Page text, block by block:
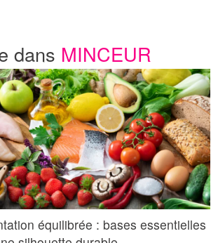
dans MINCEUR
équilibrée : bases essentielles